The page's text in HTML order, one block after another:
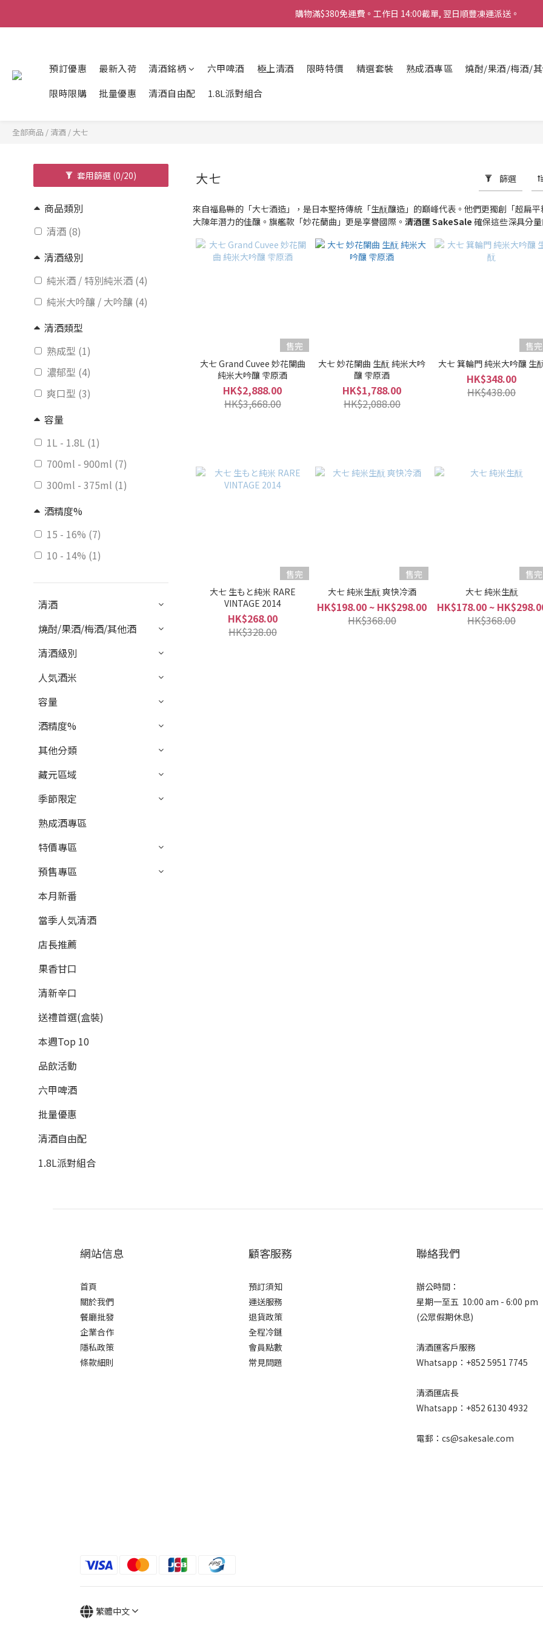
購物滿$380免運費。工作日 14:00截單, 翌日順豐凍運派送。
購物滿$380免運費。工作日 14:00截單, 翌日順豐凍運派送。
消費滿$1000 即送六罐六甲啤酒
預訂優惠 最新入荷 清酒銘柄 六甲啤酒 極上清酒 限時特價 精選套裝 熟成酒專區
燒酎/果酒/梅酒/
限時限購
批量優惠 清酒自由配 1.8L派對組合
全部商品 / 清酒 / 大七
套用篩選 (0/20)
商品類別
清酒 (8)
清酒級別
純米酒 / 特別純米酒 (4)
純米大吟釀 / 大吟釀 (4)
清酒類型
熟成型 (1)
濃郁型 (4)
爽口型 (3)
容量
1L - 1.8L (1)
700ml - 900ml (7)
300ml - 375ml (1)
酒精度%
15 - 16% (7)
10 - 14% (1)
甘口 / 辛口
適中. (2)
微辛 (3)
辛口 (1)
口感風味
濃厚 (1)
適中... (2)
微強香 (2)
強香 (1)
品牌
Daishichi 大七 (5)
Daishichi 大七 (3)
清酒
燒酎/果酒/梅酒/其他酒
清酒級別
人気酒米
容量
酒精度%
其他分類
藏元區域
季節限定
熟成酒專區
特價專區
預售專區
本月新番
當季人気清酒
店長推薦
果香甘口
清新辛口
送禮首選(盒裝)
本週Top 10
品飲活動
六甲啤酒
批量優惠
清酒自由配
1.8L派對組合
大七 篩選
來自福島縣的「大七酒造」，是日本堅持傳統「生酛釀造」的巔峰代表。他們更獨創「超扁
大陳年潛力的佳釀。旗艦款「妙花蘭曲」更是享譽國際。清酒匯 SakeSale 確保這些深具分
售完
大七 Grand Cuvee 妙花闌曲
純米大吟釀 雫原酒
HK$2,888.00
HK$3,668.00
大七 妙花闌曲 生酛 純米大吟
釀 雫原酒
HK$1,788.00
HK$2,088.00
售完
大七 箕輪門 純米大吟釀 生
HK$348.00
HK$438.00
售完
大七 生もと純米 RARE
VINTAGE 2014
HK$268.00
HK$328.00
售完
大七 純米生酛 爽快冷酒
HK$198.00 ~ HK$298.00
HK$368.00
售完
大七 純米生酛
HK$178.00 ~
HK$368.00
網站信息
首頁
關於我們
餐廳批發
企業合作
隱私政策
條款細則
顧客服務
預訂須知
運送服務
退貨政策
全程冷鏈
會員點數
常見問題
聯絡我們
辦公時間：
星期一至五 10:00 am - 6:00 pm
(公眾假期休息)
清酒匯客戶服務
Whatsapp：+852 5951 7745
清酒匯店長
Whatsapp：+852 6130 4932
電郵：cs@sakesale.com
繁體中文